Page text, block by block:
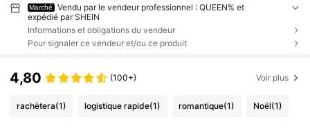
Marché
Vendu par le vendeur professionnel : QUEEN% et
expédié par SHEIN
Informations et obligations du vendeur
Pour signaler ce vendeur et/ou ce produit
4,80 (100+) Voir plus
rachètera(1) logistique rapide(1) romantique(1) Noël(1)